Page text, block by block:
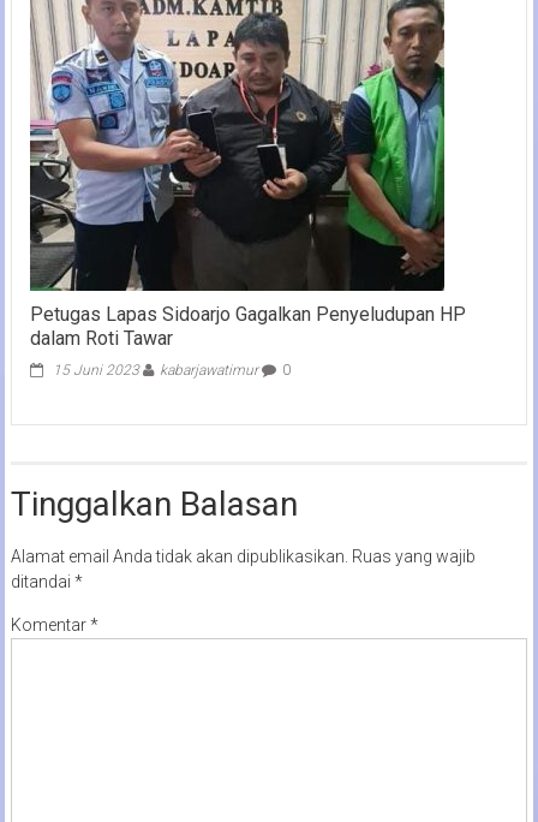
Petugas Lapas Sidoarjo Gagalkan Penyeludupan HP
dalam Roti Tawar
15 Juni 2023 kabarjawatimur 0
Tinggalkan Balasan
Alamat email Anda tidak akan dipublikasikan. Ruas yang wajib
ditandai *
Komentar*